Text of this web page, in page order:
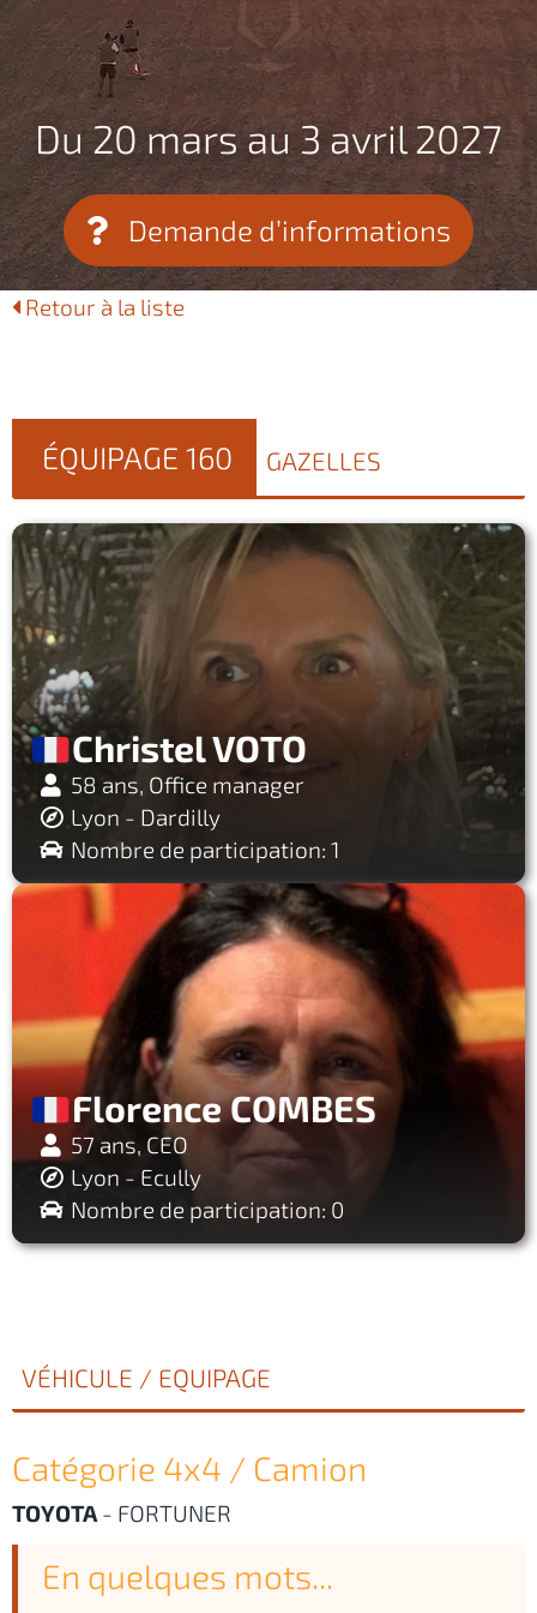
Du 20 mars au 3 avril 2027
Demande d’informations
Retour à la liste
ÉQUIPAGE 160 GAZELLES
Christel VOTO
58 ans, Office manager
Lyon - Dardilly
Nombre de participation: 1
Florence COMBES
57 ans, CEO
Lyon - Ecully
Nombre de participation: 0
VÉHICULE / EQUIPAGE
Catégorie 4x4 / Camion
TOYOTA - FORTUNER
En quelques mots...